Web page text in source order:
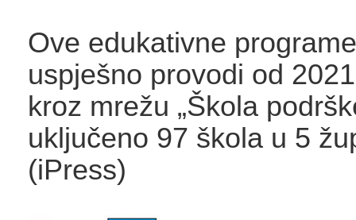
Ove edukativne
uspješno provodi od
kroz mrežu „Škola
uključeno 97 škola u 5
(iPress)